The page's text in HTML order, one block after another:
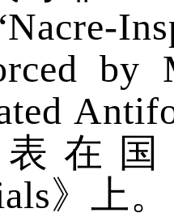
by
在
》
上。